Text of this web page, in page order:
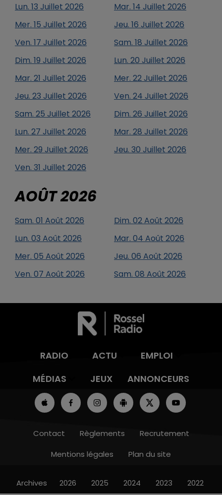
Lun. 13 Juillet 2026 Mar. 14 Juillet 2026
Mer. 15 Juillet 2026 Jeu. 16 Juillet 2026
Ven. 17 Juillet 2026 Sam. 18 Juillet 2026
Dim. 19 Juillet 2026 Lun. 20 Juillet 2026
Mar. 21 Juillet 2026 Mer. 22Juillet 2026
Jeu. 23 Juillet 2026 Ven. 24 Juillet 2026
Sam. 25 Juillet 2026 Dim. 26 Juillet 2026
Lun. 27 Juillet 2026 Mar. 28 Juillet 2026
Mer. 29 Juillet 2026 Jeu. 30 Juillet 2026
Ven. 31 Juillet 2026
AOÛT2026
Sam. 01 Août 2026 Dim. 02Août 2026
Lun. 03 Août 2026 Mar. 04 Août 2026
Mer. 05 Août 2026 Jeu. 06 Août 2026
Ven. 07 Août 2026 Sam. 08 Août 2026
RADIO ACTU
EMPLOI
MÉDIAS
JEUX ANNONCEURS
Contact Règlements
Recrutement
Mentions légales
Plan du site
Archives 2026 2025 2024 2023 2022